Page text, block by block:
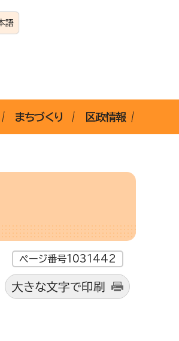
語
まちづくり 区政情報
ページ番号1031442
大きな文字で印刷